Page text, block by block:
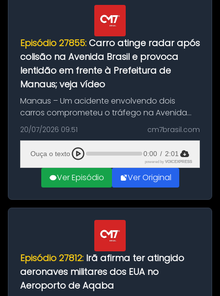
Episódio 27855: Carro atinge radar após
colisão na Avenida Brasil e provoca
lentidão em frente à Prefeitura de
Manaus; veja vídeo
Manaus – Um acidente envolvendo dois
carros comprometeu o tráfego na Avenida
Brasil durante a manhã desta segunda-feira
(20), em frente ao complexo da Prefeitura de
Manaus, na Zona Oeste. A batida ter...
20/07/2026 09:51 cm7brasil.com
Ouça o texto 0:00 / 2:01
powered by VOICEXPRESS
Ver Episódio Ver Original
Episódio 27812: Irã afirma ter atingido
aeronaves militares dos EUA no
Aeroporto de Aqaba